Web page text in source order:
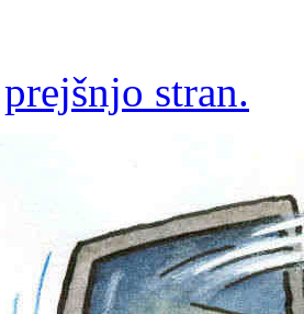
prejšnjo stran.